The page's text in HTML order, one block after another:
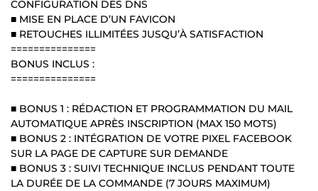
CONFIGURATION DES DNS
■ MISE EN PLACE D’UN FAVICON
■ RETOUCHES ILLIMITÉES JUSQU’À SATISFACTION
===============
BONUS INCLUS :
===============
■ BONUS 1 : RÉDACTION ET PROGRAMMATION DU MAIL
AUTOMATIQUE APRÈS INSCRIPTION (MAX 150 MOTS)
■ BONUS 2 : INTÉGRATION DE VOTRE PIXEL FACEBOOK
SUR LA PAGE DE CAPTURE SUR DEMANDE
■ BONUS 3 : SUIVI TECHNIQUE INCLUS PENDANT TOUTE
LA DURÉE DE LA COMMANDE (7 JOURS MAXIMUM)